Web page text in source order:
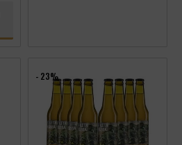
- 23%